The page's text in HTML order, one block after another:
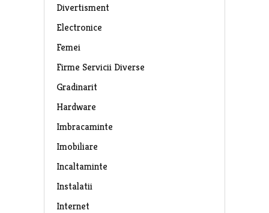
Divertisment
Electronice
Femei
Firme Servicii Diverse
Gradinarit
Hardware
Imbracaminte
Imobiliare
Incaltaminte
Instalatii
Internet